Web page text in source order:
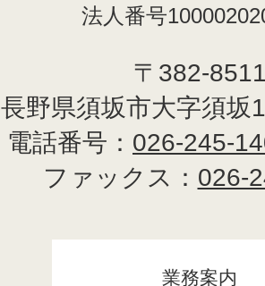
法人番号
〒382-
長野県須坂市大字須坂
電話番号： 026-245-
ファックス： 026-
業務案内